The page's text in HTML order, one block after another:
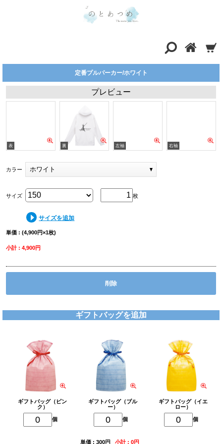
定番プルパーカー/ホワイト
プレビュー
カラー ホワイト
枚
サイズ
サイズを追加
単価 : (4,900円×1枚)
小計 : 4,900円
削除
ギフトバッグを追加
ギフトバッグ（ピン
ク）
個
ギフトバッグ（ブル
ー）
個
ギフトバッグ（イエ
ロー）
個
単価 : 300円 小計 : 0円